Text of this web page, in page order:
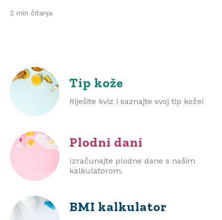
2 min čitanja
Tip kože
Riješite kviz i saznajte svoj tip kože!
Plodni dani
Izračunajte plodne dane s našim
kalkulatorom.
BMI kalkulator